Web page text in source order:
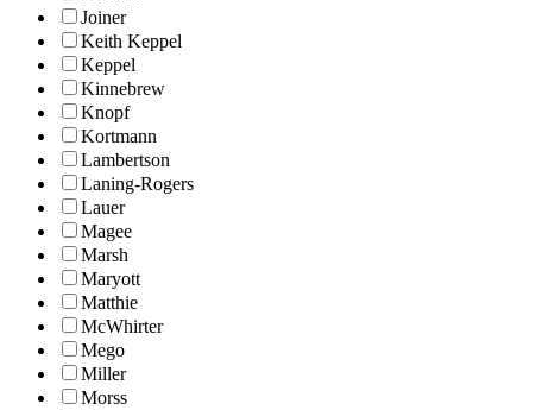
Joiner
Keith Keppel
Keppel
Kinnebrew
Knopf
Kortmann
Lambertson
Laning-Rogers
Lauer
Magee
Marsh
Maryott
Matthie
McWhirter
Mego
Miller
Morss